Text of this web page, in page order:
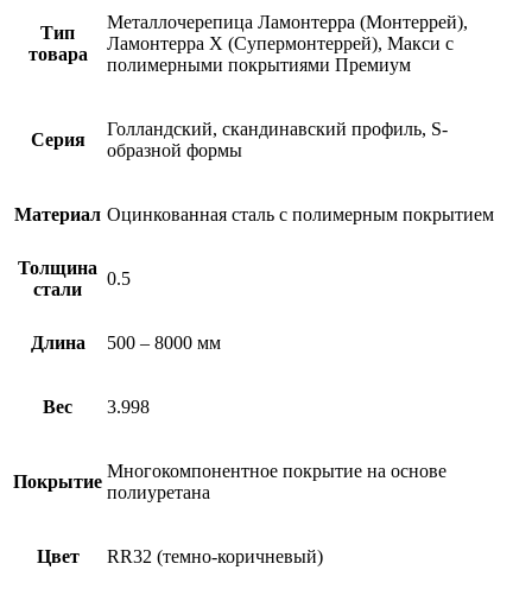
Тип
товара
Металлочерепица Ламонтерра (Монтеррей),
Ламонтерра X (Супермонтеррей), Макси с
полимерными покрытиями Премиум
Серия
Голландский, скандинавский профиль, S-
образной формы
Материал Оцинкованная сталь с полимерным покрытием
Толщина
стали
0.5
Длина 500 – 8000 мм
Вес 3.998
Покрытие
Многокомпонентное покрытие на основе
полиуретана
Цвет RR32 (темно-коричневый)